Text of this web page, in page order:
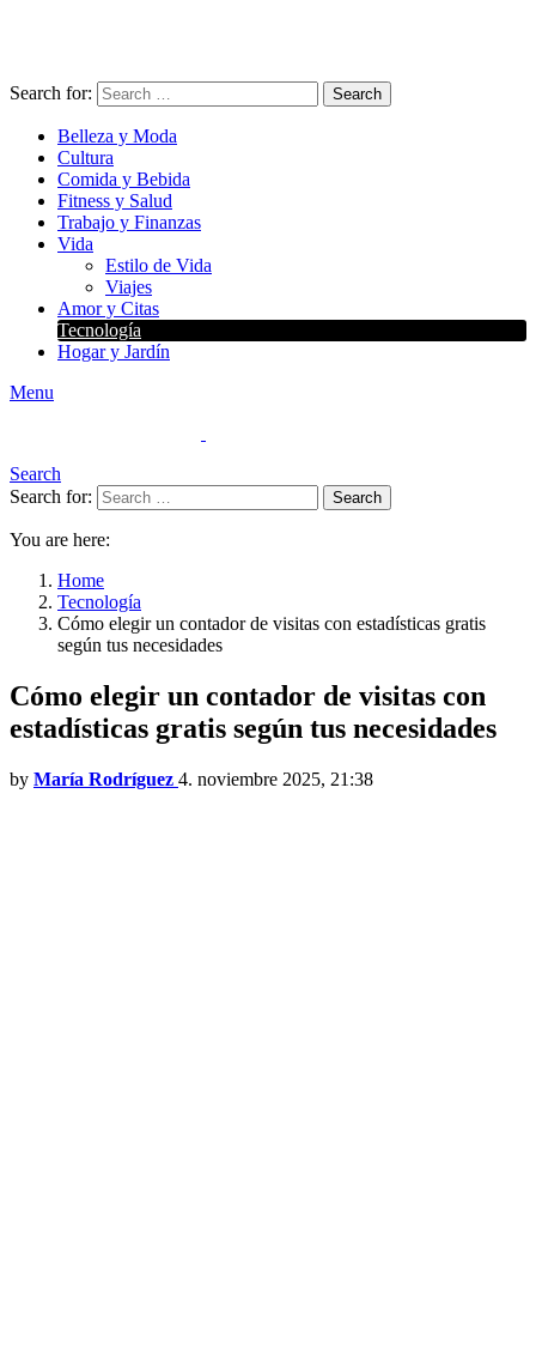
Search for: Search
Belleza y Moda
Cultura
Comida y Bebida
Fitness y Salud
Trabajo y Finanzas
Vida
Estilo de Vida
Viajes
Amor y Citas
Tecnología
Hogar y Jardín
Menu
Search
Search for:
Search
You are here:
Home
Tecnología
Cómo elegir un contador de visitas con estadísticas gratis
según tus necesidades
Cómo elegir un contador de visitas con
estadísticas gratis según tus necesidades
by María Rodríguez 4. noviembre 2025, 21:38